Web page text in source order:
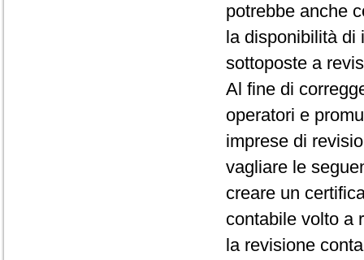
potrebbe anche
la disponibilità di
sottoposte a
Al fine di
operatori e
imprese di
vagliare le
creare un
contabile volto a
la revisione